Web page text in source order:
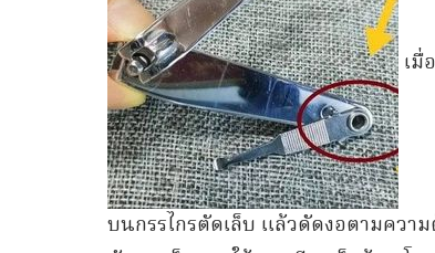
เมื่
บนกรรไกรตัดเล็บ แล้วดัดงอตามควา